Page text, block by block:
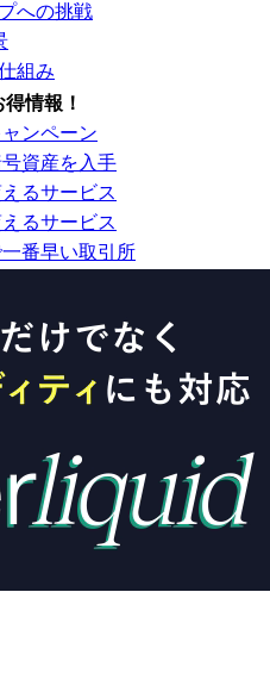
への挑戦
組み
情報！
ンペーン
資産を入手
るサービス
るサービス
番早い取引所